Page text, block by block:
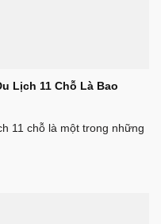
Lịch 11 Chỗ Là Bao
11 chỗ là một trong những